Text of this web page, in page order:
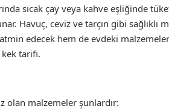
sıcak çay veya kahve eşliğinde
Havuç, ceviz ve tarçın gibi sağlıklı
edecek hem de evdeki
kek tarifi.
olan malzemeler şunlardır: